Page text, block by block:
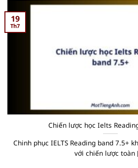
Chiến lược học Ielts
Chinh phục IELTS Reading band 7.5+
với chiến lược toàn
19
Th7